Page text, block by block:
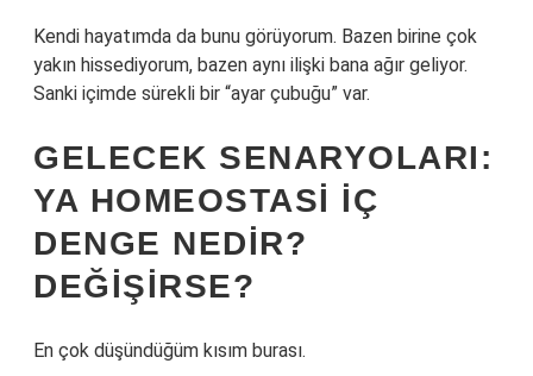
Kendi hayatımda da bunu görüyorum. Bazen birine çok
yakın hissediyorum, bazen aynı ilişki bana ağır geliyor.
Sanki içimde sürekli bir “ayar çubuğu” var.
GELECEK SENARYOLARI:
YA HOMEOSTASI IÇ
DENGE NEDIR?
DEĞIŞIRSE?
En çok düşündüğüm kısım burası.